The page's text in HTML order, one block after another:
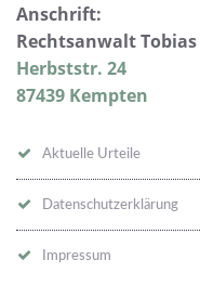
Anschrift:
Rechtsanwalt
Herbststr. 24
87439 Kempten
Aktuelle Urteile
Datenschutzerklärung
Impressum